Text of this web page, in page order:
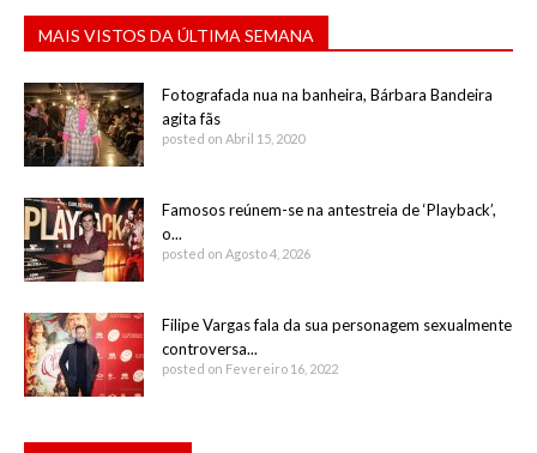
MAIS VISTOS DA ÚLTIMA SEMANA
Fotografada nua na banheira, Bárbara Bandeira
agita fãs
posted on Abril 15, 2020
Famosos reúnem-se na antestreia de ‘Playback’,
o...
posted on Agosto 4, 2026
Filipe Vargas fala da sua personagem sexualmente
controversa...
posted on Fevereiro 16, 2022